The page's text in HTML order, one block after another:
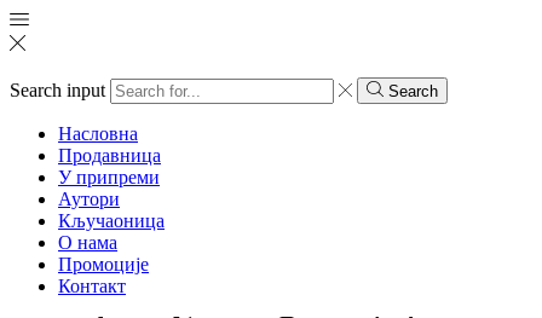
Search input Search
Насловна
Продавница
У припреми
Аутори
Кључаоница
О нама
Промоције
Контакт